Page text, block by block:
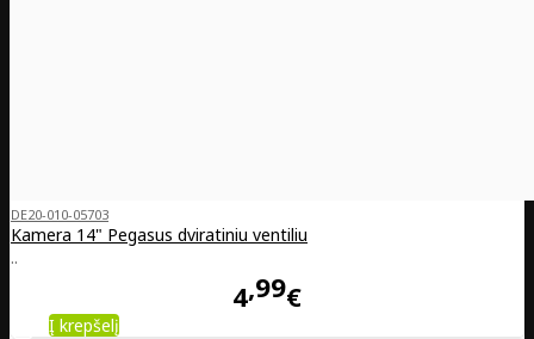
DE20-010-05703
Kamera 14" Pegasus dviratiniu ventiliu
..
4 99€
Į krepšelį